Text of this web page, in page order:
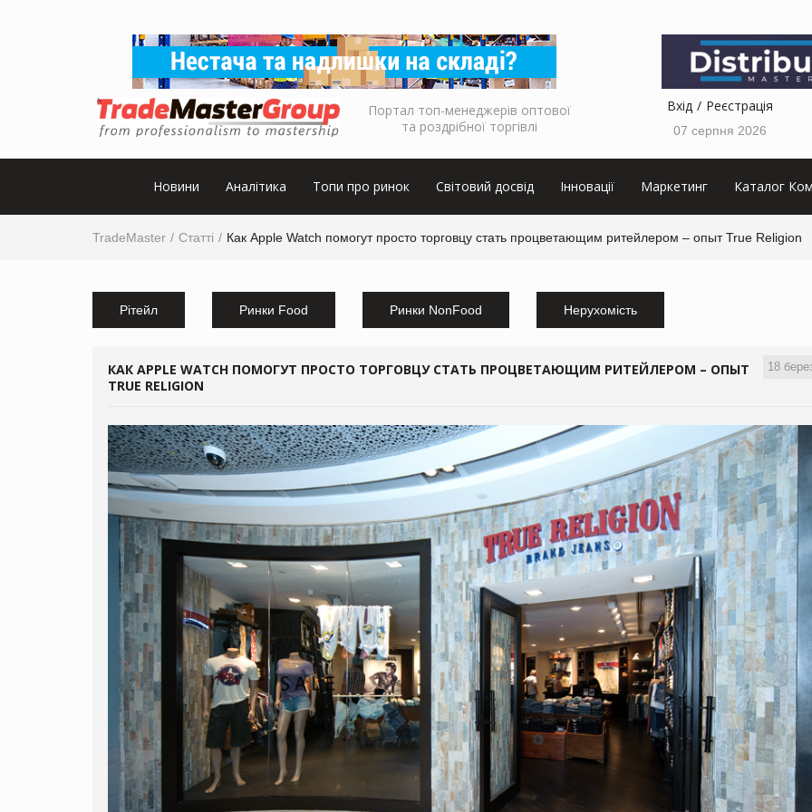
Портал топ-менеджерів оптової
та роздрібної торгівлі
Вхід Реєстрація
07 серпня 2026
Новини Аналітика Топи про ринок Світовий досвід Інновації Маркетинг Каталог
TradeMaster Статті Как Apple Watch помогут просто торговцу стать процветающим ритейлером – опыт True Religion
Рітейл Ринки Food Ринки NonFood Нерухомість
18
КАК APPLE WATCH ПОМОГУТ ПРОСТО ТОРГОВЦУ СТАТЬ ПРОЦВЕТАЮЩИМ РИТЕЙЛЕРОМ – ОПЫТ
TRUE RELIGION